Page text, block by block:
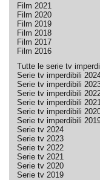
Film 2021
Film 2020
Film 2019
Film 2018
Film 2017
Film 2016
Tutte le serie tv
Serie tv imperdibili
Serie tv imperdibili
Serie tv imperdibili
Serie tv imperdibili
Serie tv imperdibili
Serie tv imperdibili
Serie tv 2024
Serie tv 2023
Serie tv 2022
Serie tv 2021
Serie tv 2020
Serie tv 2019